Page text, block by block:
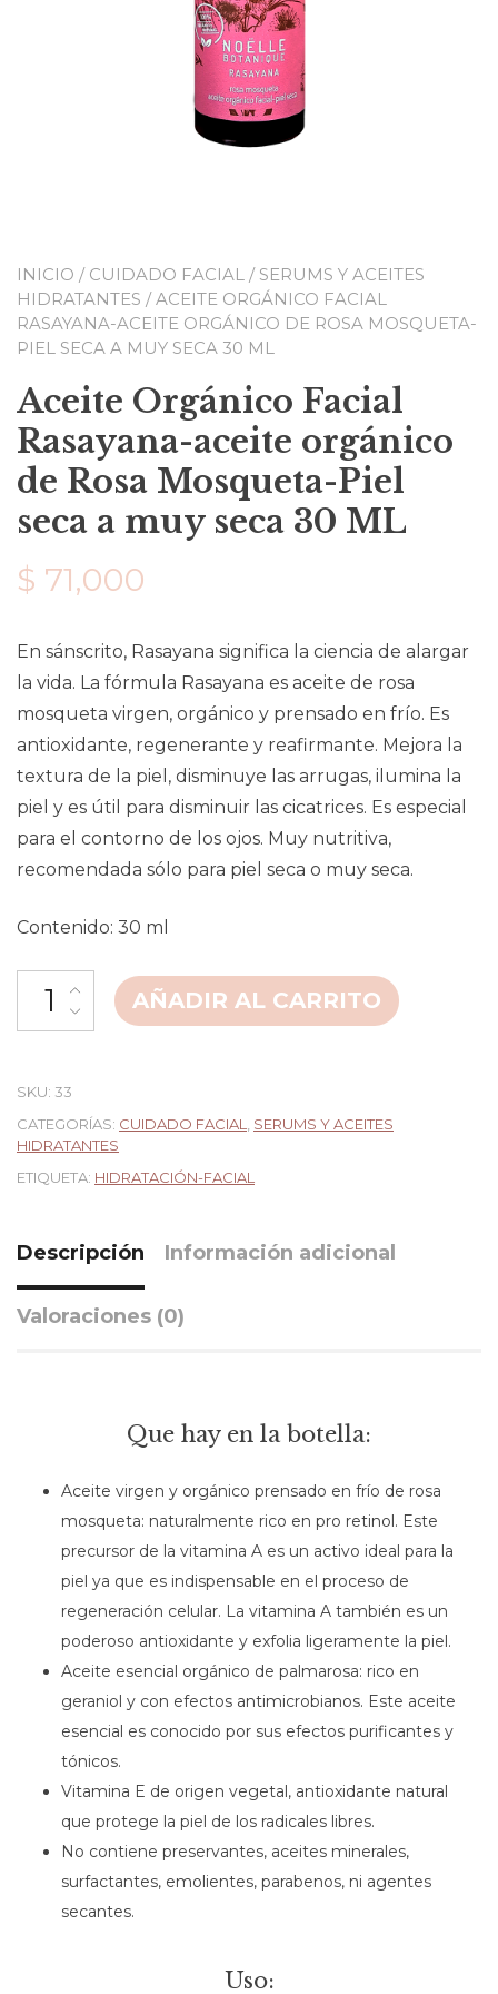
INICIO / CUIDADO FACIAL / SERUMS Y ACEITES
HIDRATANTES / ACEITE ORGÁNICO FACIAL
RASAYANA-ACEITE ORGÁNICO DE ROSA MOSQUETA-
PIEL SECA A MUY SECA 30 ML
Aceite Orgánico Facial
Rasayana-aceite orgánico
de Rosa Mosqueta-Piel
seca a muy seca 30 ML
$ 71,000
En sánscrito, Rasayana significa la ciencia de alargar
la vida. La fórmula Rasayana es aceite de rosa
mosqueta virgen, orgánico y prensado en frío. Es
antioxidante, regenerante y reafirmante. Mejora la
textura de la piel, disminuye las arrugas, ilumina la
piel y es útil para disminuir las cicatrices. Es especial
para el contorno de los ojos. Muy nutritiva,
recomendada sólo para piel seca o muy seca.
Contenido: 30 ml
AÑADIR AL CARRITO
SKU: 33
CATEGORÍAS: CUIDADO FACIAL
SERUMS Y ACEITES
HIDRATANTES
ETIQUETA: HIDRATACIÓN-FACIAL
Descripción Información adicional
Valoraciones (0)
Que hay en la botella:
Aceite virgen y orgánico prensado en frío de rosa
mosqueta: naturalmente rico en pro retinol. Este
precursor de la vitamina A es un activo ideal para la
piel ya que es indispensable en el proceso de
regeneración celular. La vitamina A también es un
poderoso antioxidante y exfolia ligeramente la piel.
Aceite esencial orgánico de palmarosa: rico en
geraniol y con efectos antimicrobianos. Este aceite
esencial es conocido por sus efectos purificantes y
tónicos.
Vitamina E de origen vegetal, antioxidante natural
que protege la piel de los radicales libres.
No contiene preservantes, aceites minerales,
surfactantes, emolientes, parabenos, ni agentes
secantes.
Uso: